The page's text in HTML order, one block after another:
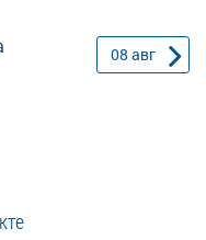
08 авг